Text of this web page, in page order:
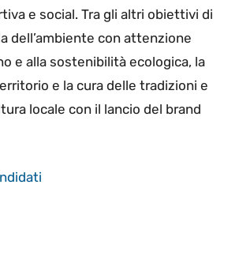
e social. Tra gli altri obiettivi di
dell’ambiente con attenzione
e alla sostenibilità ecologica, la
e la cura delle tradizioni e
locale con il lancio del brand